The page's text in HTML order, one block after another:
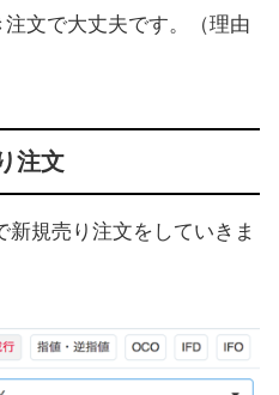
文で大丈夫です。（理由
注文
規売り注文をしていきま